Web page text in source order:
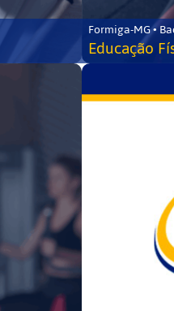
Formiga-MG •
Educação